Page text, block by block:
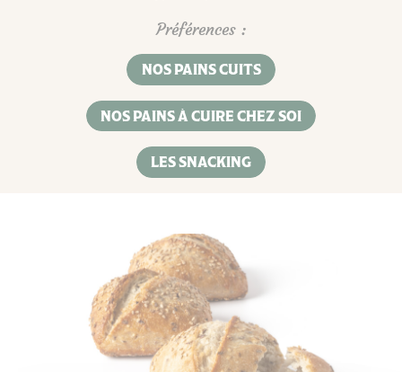
Préférences :
NOS PAINS CUITS
NOS PAINS À CUIRE CHEZ SOI
LES SNACKING